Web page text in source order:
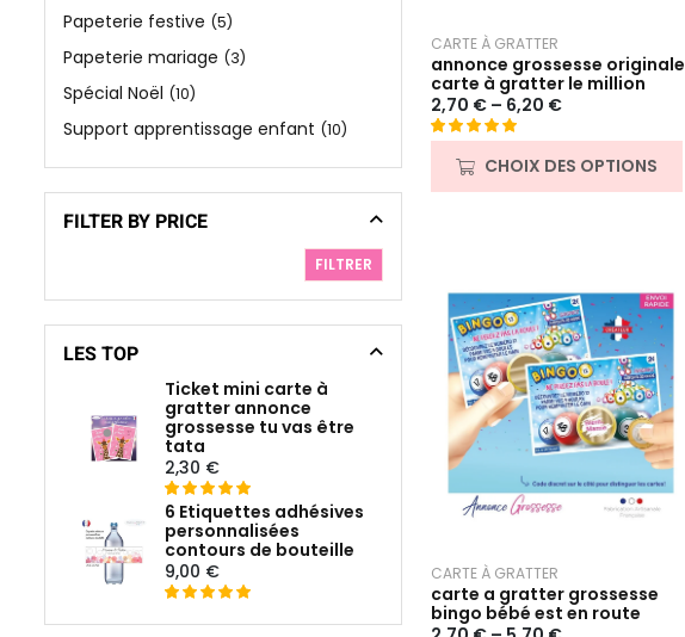
CARTE À GRATTER
annonce grossesse originale
carte à gratter le million
2,70 €– 6,20 €
sur 5 baséCHOIX DES OPTIONS
CARTE À GRATTER
carte a gratter grossesse
bingo bébé est en route
Papeterie festive (5)
Papeterie mariage (3)
Spécial Noël (10)
Support apprentissage enfant (10)
FILTER BY PRICE
FILTRER
LES TOP
Ticket mini carte à
gratter annonce
grossesse tu vas être
tata
2,30 €
Noté5.00
sur 5 basé
sur
14
notations
6 Etiquettes adhésives
personnalisées
contours de bouteille
9,00 €
Noté5sur 5
4